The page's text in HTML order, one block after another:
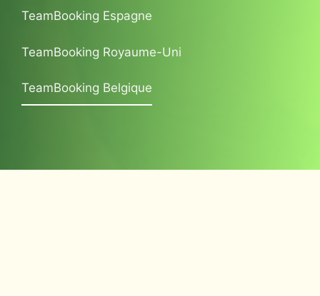
TeamBooking Espagne
TeamBooking Royaume-Uni
TeamBooking Belgique